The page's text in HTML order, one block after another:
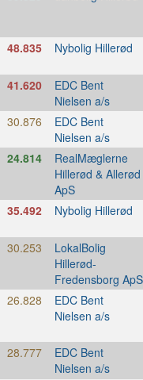
48.835 Nybolig Hillerød
41.620 EDC Bent
Nielsen a/s
30.876 EDC Bent
Nielsen a/s
24.814 RealMæglerne
Hillerød & Allerød
ApS
35.492 Nybolig Hillerød
30.253 LokalBolig
Hillerød-
Fredensborg ApS
26.828 EDC Bent
Nielsen a/s
28.777 EDC Bent
Nielsen a/s